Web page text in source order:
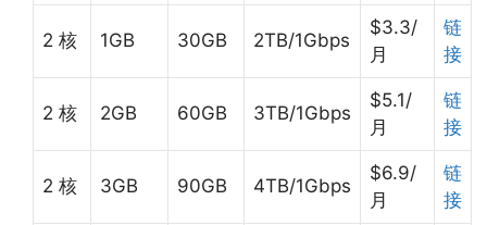
2 核 1GB 30GB 2TB/1Gbps
$3.3/
月
链
接
2 核 2GB 60GB 3TB/1Gbps
$5.1/
月
链
接
2 核 3GB 90GB 4TB/1Gbps
$6.9/
月
链
接